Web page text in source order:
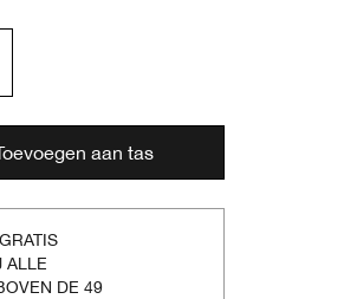
aan tas
ALLE
DE 49